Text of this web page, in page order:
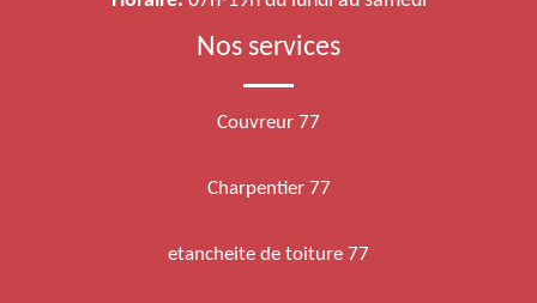
Nos services
Couvreur 77
Charpentier 77
etancheite de toiture 77